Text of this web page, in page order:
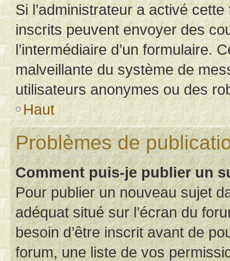
Si l’administrateur a activé
inscrits peuvent envoyer des
l’intermédiaire d’un formulaire.
malveillante du système de
utilisateurs anonymes ou des
Haut
Problèmes de
Comment puis-je publier un
Pour publier un nouveau sujet
adéquat situé sur l’écran du
besoin d’être inscrit avant de
forum, une liste de vos